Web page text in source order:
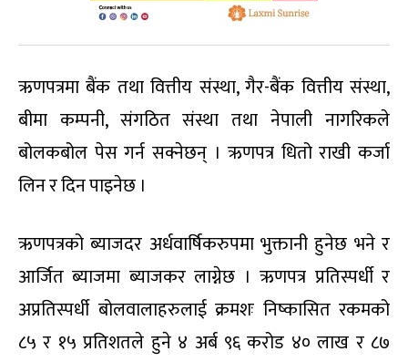
ऋणपत्रमा बैंक तथा वित्तीय संस्था, गैर-बैंक वित्तीय संस्था,
बीमा कम्पनी, संगठित संस्था तथा नेपाली नागरिकले
बोलकबोल पेस गर्न सक्नेछन् । ऋणपत्र धितो राखी कर्जा
लिन र दिन पाइनेछ ।
ऋणपत्रको ब्याजदर अर्धवार्षिकरुपमा भुक्तानी हुनेछ भने र
आर्जित ब्याजमा ब्याजकर लाग्नेछ । ऋणपत्र प्रतिस्पर्धी र
अप्रतिस्पर्धी बोलवालाहरुलाई क्रमशः निष्कासित रकमको
८५ र १५ प्रतिशतले हुने ४ अर्ब ९६ करोड ४० लाख र ८७